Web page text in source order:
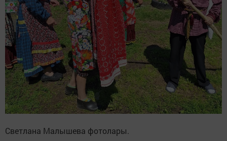
Светлана Малышева фотолары.